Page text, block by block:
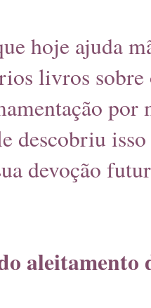
hoje ajuda
livros sobre
descobriu
devoção